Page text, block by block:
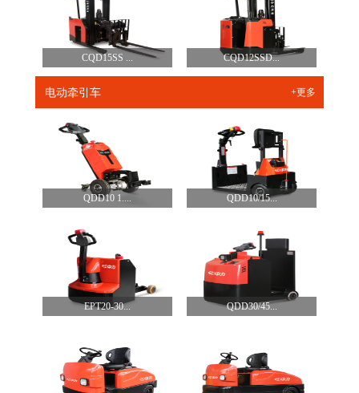
CQD15SS ... CQD12SSD...
电动牵引车 +更多
QDD10 1.... QDD10/15...
EPT20-30... QDD30/45...